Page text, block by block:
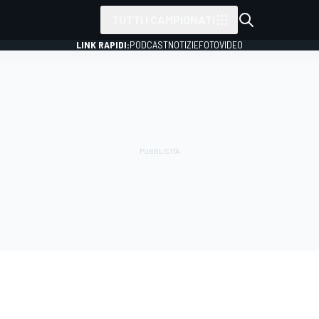
LINK RAPIDI:PODCASTNOTIZIEFOTOVIDEO